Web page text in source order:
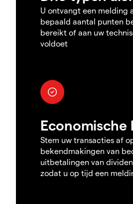
U ontvangt een melding
bepaald aantal punten
bereikt of aan uw
voldoet
Economische
Stem uw transacties af
bekendmakingen van
uitbetalingen van
zodat u op tijd een